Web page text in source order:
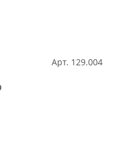
Арт. 129.004